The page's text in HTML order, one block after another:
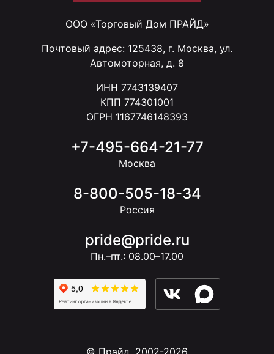
ООО «Торговый Дом ПРАЙД»
Почтовый адрес: 125438, г. Москва, ул.
Автомоторная, д. 8
ИНН 7743139407
КПП 774301001
ОГРН 1167746148393
+7-495-664-21-77
Москва
8-800-505-18-34
Россия
pride@pride.ru
Пн.–пт.: 08.00–17.00